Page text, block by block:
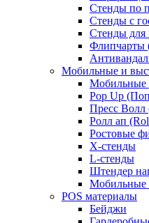
Стенды по
Стенды с
Стенды для
Флипчарты
Мобильные и
Мобильные
Pop Up
Пресс Волл
Ролл ап
Ростовые
X-стенды
L-стенды
Штендер
Мобильные
POS материалы
Бейджи